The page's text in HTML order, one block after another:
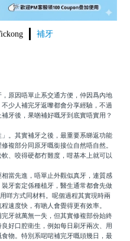
費
費
間
補牙
原因唔單止系交通方便，仲因爲內地
少人補完牙返嚟都會分享經驗，不過
牙後，果啲補好嘅牙到底實唔實用？
。其實補牙之後，最重要系睇返功能
複部分同原牙嘅銜接位自然唔自然。
、咬得硬都冇難度，咁基本上就可以
當先進，唔單止外觀似真牙，連質感
牙套定係種植牙，醫生通常都會先做
咩方式同材料。呢個過程其實現時兩
速度快，有啲人會覺得更有效率。
牙就萬無一失，但其實修複部份始終
好口腔衛生，例如每日刷牙兩次、用
物。特別系啱啱補完牙嘅頭幾日，最